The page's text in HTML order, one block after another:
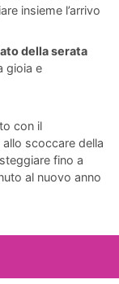
insieme l’arrivo
della serata
gioia e
con il
scoccare della
fino a
al nuovo anno